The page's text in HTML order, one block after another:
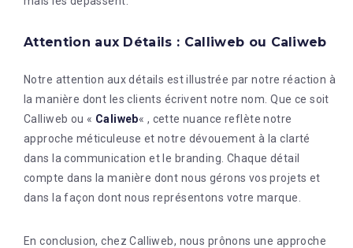
Attention aux Détails : Calliweb ou Caliweb
Notre attention aux détails est illustrée par notre réaction à
la manière dont les clients écrivent notre nom. Que ce soit
Calliweb ou « Caliweb« , cette nuance reflète notre
approche méticuleuse et notre dévouement à la clarté
dans la communication et le branding. Chaque détail
compte dans la manière dont nous gérons vos projets et
dans la façon dont nous représentons votre marque.
En conclusion, chez Calliweb, nous prônons une approche